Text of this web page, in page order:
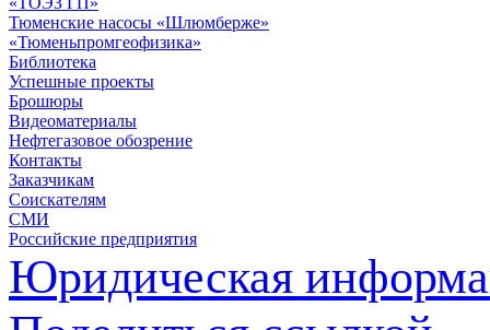
Тюменские насосы «Шлюмберже»
«Тюменьпромгеофизика»
Библиотека
Успешные проекты
Брошюры
Видеоматериалы
Нефтегазовое обозрение
Контакты
Заказчикам
Соискателям
СМИ
Российские предприятия
Юридическая